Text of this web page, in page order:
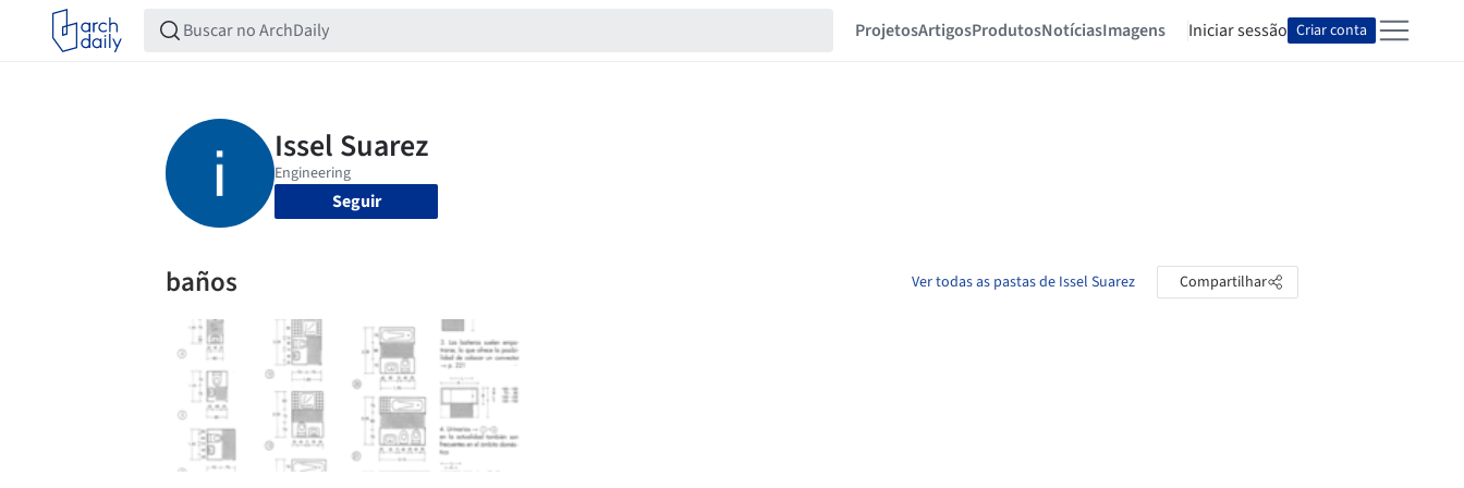
ProjetosArtigosProdutosNotíciasImagens Iniciar sessão Criar conta
Seguir
baños Ver todas as pastas de Issel Suarez Compartilhar